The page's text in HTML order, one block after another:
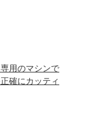
用のマシンで
確にカッティ